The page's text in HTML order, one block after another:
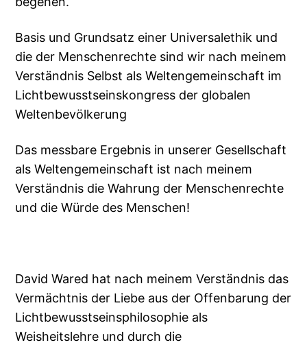
Basis und Grundsatz einer Universalethik und
die der Menschenrechte sind wir nach meinem
Verständnis Selbst als Weltengemeinschaft im
Lichtbewusstseinskongress der globalen
Weltenbevölkerung
Das messbare Ergebnis in unserer Gesellschaft
als Weltengemeinschaft ist nach meinem
Verständnis die Wahrung der Menschenrechte
und die Würde des Menschen!
David Wared hat nach meinem Verständnis das
Vermächtnis der Liebe aus der Offenbarung der
Lichtbewusstseinsphilosophie als
Weisheitslehre und durch die